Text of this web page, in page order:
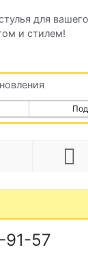
для
и стилем!
91-57